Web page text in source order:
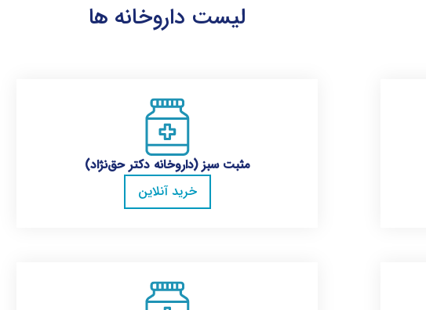
لیست داروخانه ها
مثبت سبز (داروخانه دکتر حق‌نژاد)
خرید آنلاین